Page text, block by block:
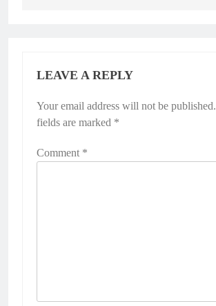
LEAVE A REPLY
Your email address will not be published.
fields are marked *
Comment *